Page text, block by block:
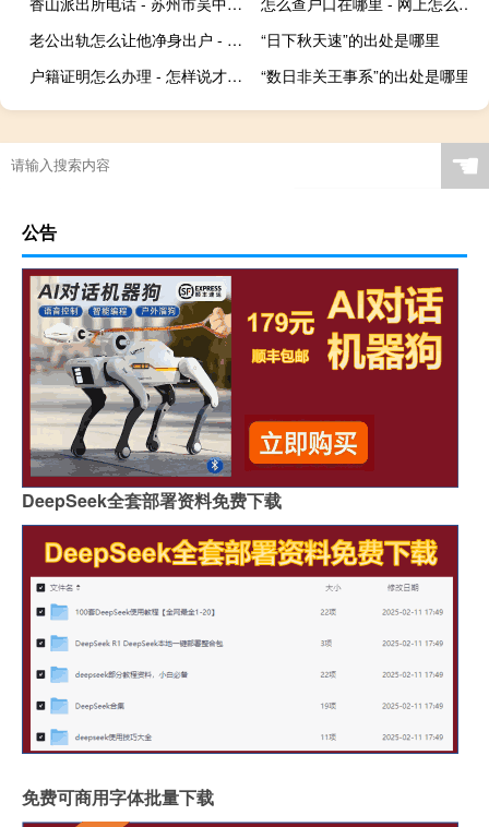
老公出轨怎么让他净身出户 - 怎么才能让出轨男人净身出户
“日下秋天速”的出处是哪里
户籍证明怎么办理 - 怎样说才给开户籍证明
“数日非关王事系”的出处是哪里
☚
公告
DeepSeek全套部署资料免费下载
免费可商用字体批量下载